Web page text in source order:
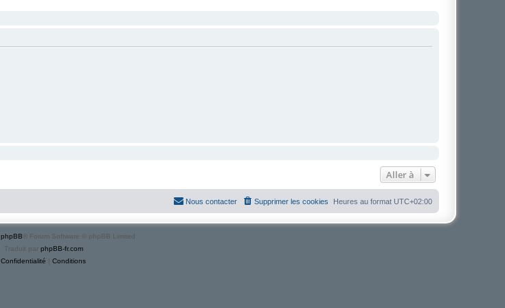
Aller à
Heures au format UTC+02:00
Supprimer les cookies
Nous contacter
phpBB ® Forum Software © phpBB Limited
Traduit par phpBB-fr.com
Confidentialité | Conditions